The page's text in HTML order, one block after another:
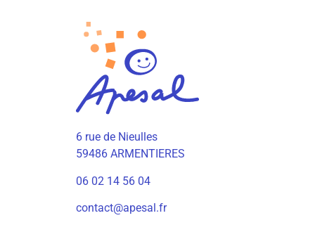
6 rue de Nieulles
59486 ARMENTIERES
06 02 14 56 04
contact@apesal.fr